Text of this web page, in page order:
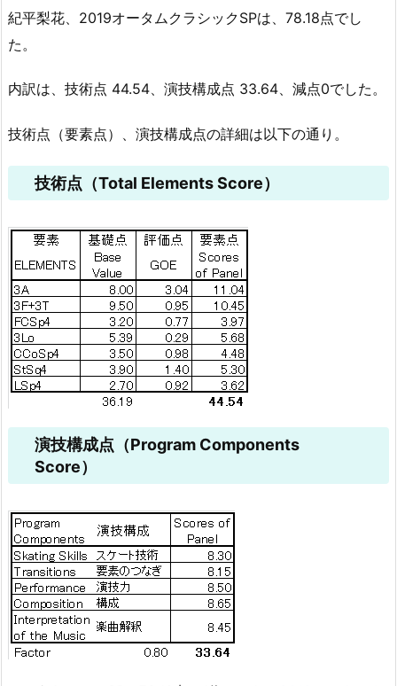
紀平梨花、2019オータムクラシックSPは、78.18点でし
た。
内訳は、技術点 44.54、演技構成点 33.64、減点0でした。
技術点（要素点）、演技構成点の詳細は以下の通り。
技術点（Total Elements Score）
演技構成点（Program Components
Score）